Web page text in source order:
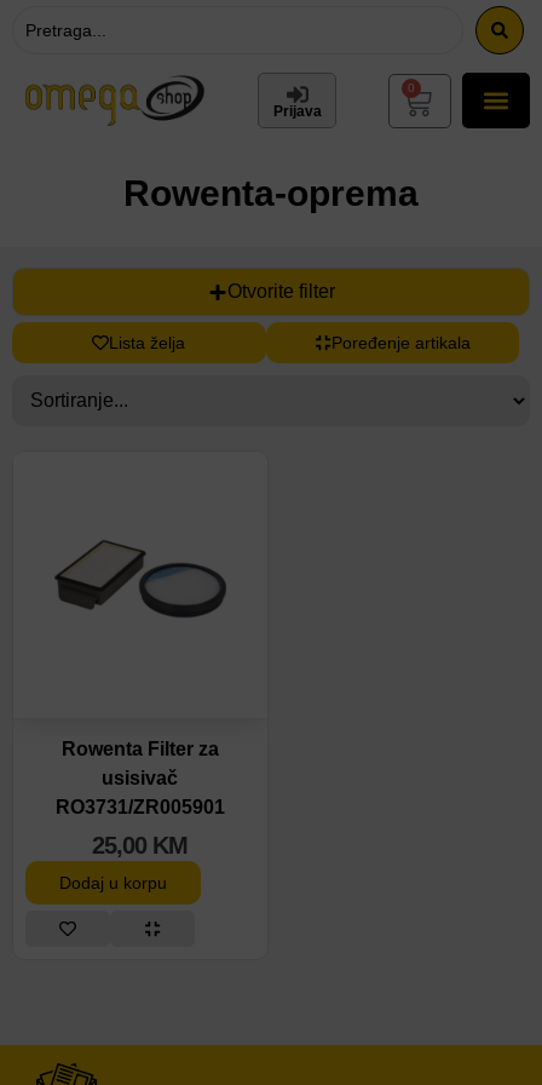
Prijava
0
Rowenta-oprema
Otvorite filter
Lista želja Poređenje artikala
Rowenta Filter za
usisivač
RO3731/ZR005901
25,00 KM
Dodaj u korpu